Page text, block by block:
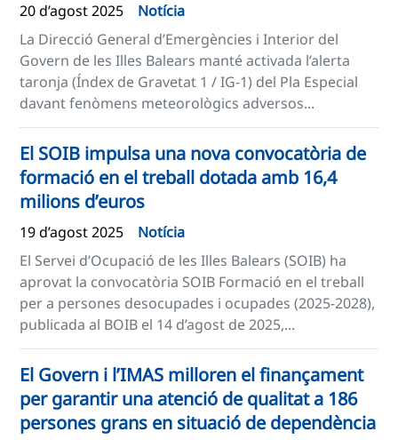
20 d’agost 2025
Notícia
La Direcció General d’Emergències i Interior del
Govern de les Illes Balears manté activada l’alerta
taronja (Índex de Gravetat 1 / IG-1) del Pla Especial
davant fenòmens meteorològics adversos...
El SOIB impulsa una nova convocatòria de
formació en el treball dotada amb 16,4
milions d’euros
19 d’agost 2025
Notícia
El Servei d’Ocupació de les Illes Balears (SOIB) ha
aprovat la convocatòria SOIB Formació en el treball
per a persones desocupades i ocupades (2025-2028),
publicada al BOIB el 14 d’agost de 2025,...
El Govern i l’IMAS milloren el finançament
per garantir una atenció de qualitat a 186
persones grans en situació de dependència